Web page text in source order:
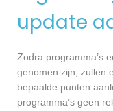
update
Zodra programma’s
genomen zijn, zullen
bepaalde punten
programma’s geen